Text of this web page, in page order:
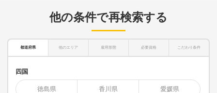
他の条件で再検索する
都道府県 他のエリア 雇用形態 必要資格 こだわり条件
四国
徳島県 香川県 愛媛県